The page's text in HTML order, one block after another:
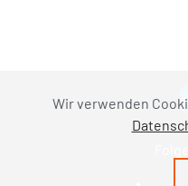
Wir verwenden